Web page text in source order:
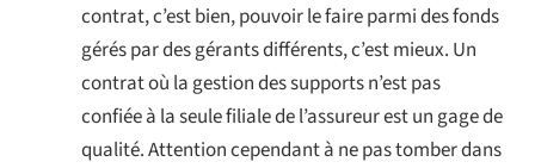
contrat, c’est bien, pouvoir le faire parmi des fonds
gérés par des gérants différents, c’est mieux. Un
contrat où la gestion des supports n’est pas
confiée à la seule filiale de l’assureur est un gage de
qualité. Attention cependant à ne pas tomber dans